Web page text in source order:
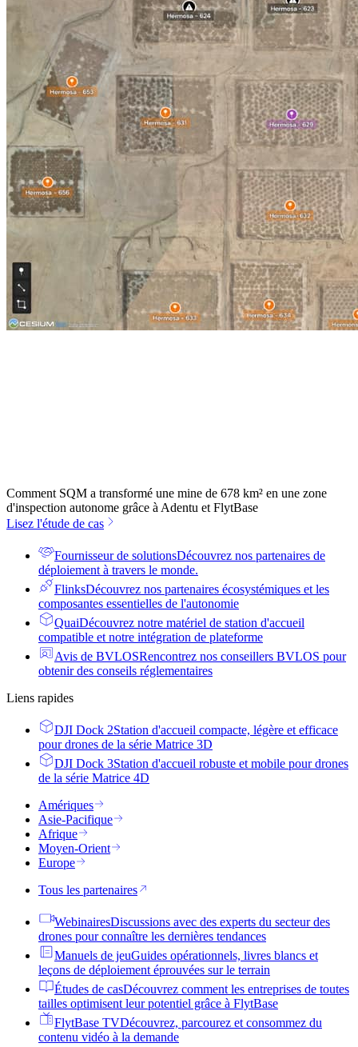
Comment SQM a transformé une mine de 678 km² en une zone
d'inspection autonome grâce à Adentu et FlytBase
Lisez l'étude de cas
Fournisseur de solutionsDécouvrez nos partenaires de
déploiement à travers le monde.
FlinksDécouvrez nos partenaires écosystémiques et les
composantes essentielles de l'autonomie
QuaiDécouvrez notre matériel de station d'accueil
compatible et notre intégration de plateforme
Avis de BVLOSRencontrez nos conseillers BVLOS pour
obtenir des conseils réglementaires
Liens rapides
DJI Dock 2Station d'accueil compacte, légère et efficace
pour drones de la série Matrice 3D
DJI Dock 3Station d'accueil robuste et mobile pour drones
de la série Matrice 4D
Amériques
Asie-Pacifique
Afrique
Moyen-Orient
Europe
Tous les partenaires
WebinairesDiscussions avec des experts du secteur des
drones pour connaître les dernières tendances
Manuels de jeuGuides opérationnels, livres blancs et
leçons de déploiement éprouvées sur le terrain
Études de casDécouvrez comment les entreprises de toutes
tailles optimisent leur potentiel grâce à FlytBase
FlytBase TVDécouvrez, parcourez et consommez du
contenu vidéo à la demande